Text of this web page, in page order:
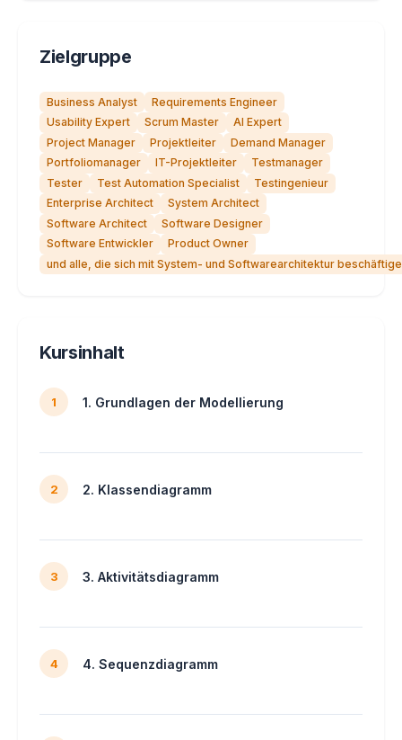
Zielgruppe
Business Analyst
Requirements Engineer
Usability Expert
Scrum Master
AI Expert
Project Manager
Projektleiter
Demand Manager
Portfoliomanager
IT-Projektleiter
Testmanager
Tester
Test Automation Specialist
Testingenieur
Enterprise Architect
System Architect
Software Architect
Software Designer
Software Entwickler
Product Owner
und alle, die sich mit System- und Softwarearchitektur
Kursinhalt
1 1. Grundlagen der Modellierung
2 2. Klassendiagramm
3 3. Aktivitätsdiagramm
4 4. Sequenzdiagramm